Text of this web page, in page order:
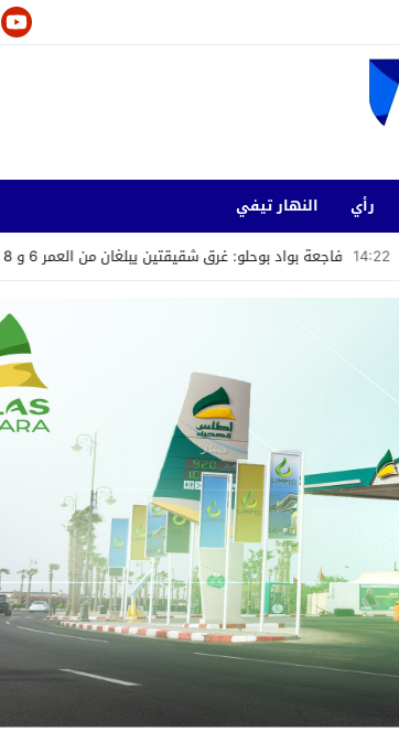
رأي
النهار تيفي
فاجعة بواد بوحلو: غرق شقيقتين يبلغان من العمر 6 و 8 سنوات